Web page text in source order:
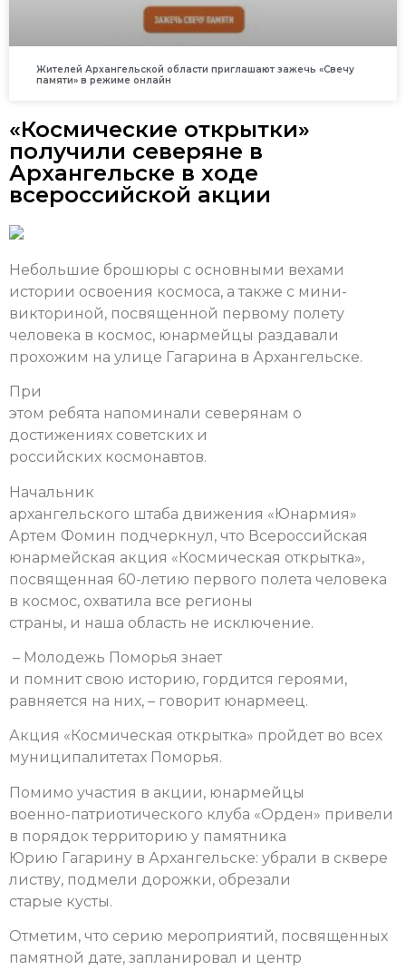
Жителей Архангельской области приглашают зажечь «Свечу
памяти» в режиме онлайн
«Космические открытки»
получили северяне в
Архангельске в ходе
всероссийской акции
Небольшие брошюры с основными вехами
истории освоения космоса, а также с мини-
викториной, посвященной первому полету
человека в космос, юнармейцы раздавали
прохожим на улице Гагарина в Архангельске.
При
этом ребята напоминали северянам о
достижениях советских и
российских космонавтов.
Начальник
архангельского штаба движения «Юнармия»
Артем Фомин подчеркнул, что Всероссийская
юнармейская акция «Космическая открытка»,
посвященная 60-летию первого полета человека
в космос, охватила все регионы
страны, и наша область не исключение.
– Молодежь Поморья знает
и помнит свою историю, гордится героями,
равняется на них, – говорит юнармеец.
Акция «Космическая открытка» пройдет во всех
муниципалитетах Поморья.
Помимо участия в акции, юнармейцы
военно-патриотического клуба «Орден» привели
в порядок территорию у памятника
Юрию Гагарину в Архангельске: убрали в сквере
листву, подмели дорожки, обрезали
старые кусты.
Отметим, что серию мероприятий, посвященных
памятной дате, запланировал и центр